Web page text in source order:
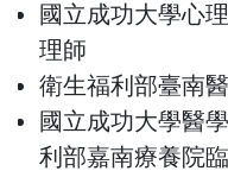
國立成功大學心
理師
衛生福利部臺南
國立成功大學醫
利部嘉南療養院